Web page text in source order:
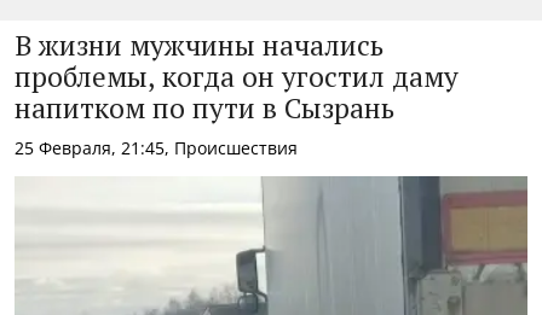
В жизни мужчины начались
проблемы, когда он угостил даму
напитком по пути в Сызрань
25 Февраля, 21:45, Происшествия